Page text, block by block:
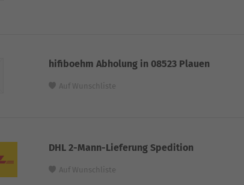
hifiboehm Abholung in 08523 Plauen
Auf Wunschliste
DHL 2-Mann-Lieferung Spedition
Auf Wunschliste